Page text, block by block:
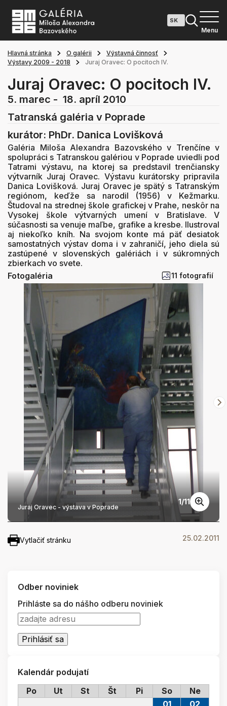
Menu
Hlavná stránka O galérii
Výstavná činnosť
Výstavy 2009 - 2018
Juraj Oravec: O pocitoch IV.
Juraj Oravec: O pocitoch IV.
5. marec - 18. apríl 2010
Tatranská galéria v Poprade
kurátor: PhDr. Danica Lovišková
Galéria Miloša Alexandra Bazovského v Trenčíne v
spolupráci s Tatranskou galériou v Poprade uviedli pod
Tatrami výstavu, na ktorej sa predstavil trenčiansky
výtvarník Juraj Oravec. Výstavu kurátorsky pripravila
Danica Lovišková. Juraj Oravec je spätý s Tatranským
regiónom, keďže sa narodil (1956) v Kežmarku.
Študoval na strednej škole grafickej v Prahe, neskôr na
Vysokej škole výtvarných umení v Bratislave. V
súčasnosti sa venuje maľbe, grafike a kresbe. Ilustroval
aj niekoľko kníh. Na svojom konte má päť desiatok
samostatných výstav doma i v zahraničí, jeho diela sú
zastúpené v slovenských galériách i v súkromných
zbierkach vo svete.
Fotogaléria
11 fotografií
Juraj Oravec - výstava v Poprade
1/11
Vytlačiť stránku 25.02.2011
Odber noviniek
Prihláste sa do nášho odberu noviniek
Kalendár podujatí
Po
Ut St Št Pi So Ne
01
02